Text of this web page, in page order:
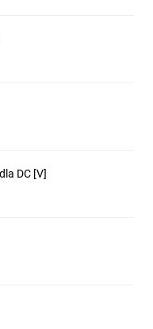
DC [V]